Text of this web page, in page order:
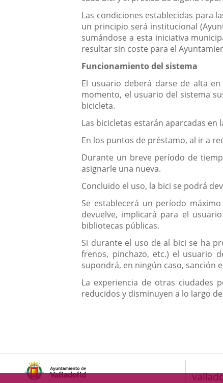
Las condiciones establecidas para
un principio será institucional
sumándose a esta iniciativa
resultar sin coste para el
Funcionamiento del sistema
El usuario deberá darse de alta
momento, el usuario del sistema
bicicleta.
Las bicicletas estarán aparcadas
En los puntos de préstamo, al ir a
Durante un breve período de
asignarle una nueva.
Concluido el uso, la bici se podrá
Se establecerá un período
devuelve, implicará para el
bibliotecas públicas.
Si durante el uso de al bici se ha
frenos, pinchazo, etc.) el usuario
supondrá, en ningún caso, sanción
La experiencia de otras ciudades
reducidos y disminuyen a lo largo